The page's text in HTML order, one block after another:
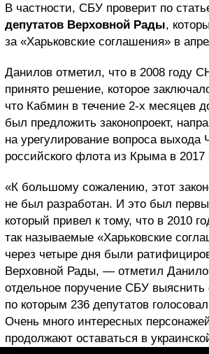
В частности, СБУ проверит по
депутатов Верховной Рады,
за «Харьковские соглашения» в
Данилов отметил, что в 2008 году
принято решение, которое
что Кабмин в течение 2-х месяцев
был предложить законопроект,
на урегулирование вопроса выхода
российского флота из Крыма в 2017
«К большому сожалению, этот
не был разработан. И это был
который привел к тому, что в 2010
так называемые «Харьковские
через четыре дня были
Верховной Рады, — отметил
отдельное поручение СБУ выяснить
по которым 236 депутатов
Очень много интересных
продолжают оставаться в